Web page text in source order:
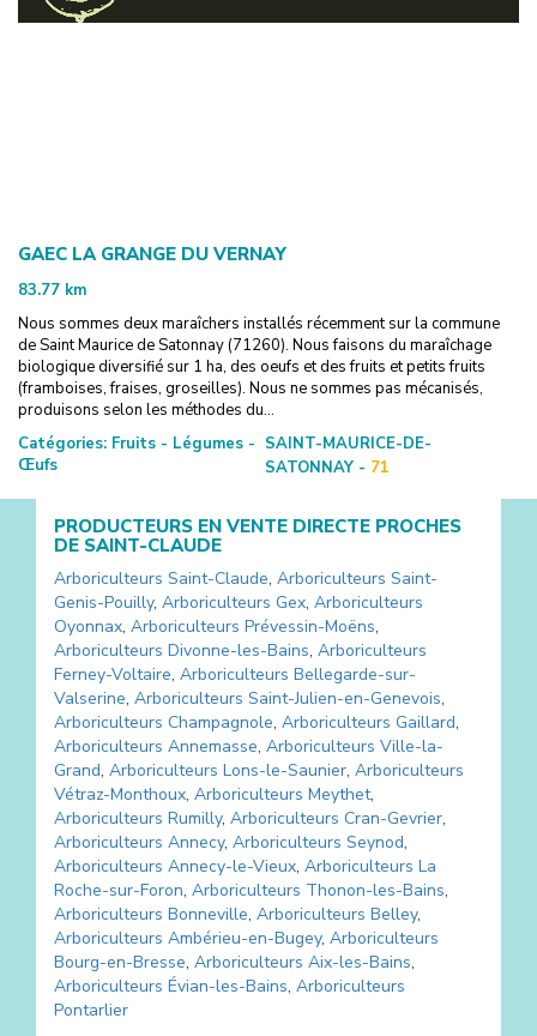
GAEC LA GRANGE DU VERNAY
83.77 km
Nous sommes deux maraîchers installés récemment sur la commune
de Saint Maurice de Satonnay (71260). Nous faisons du maraîchage
biologique diversifié sur 1 ha, des oeufs et des fruits et petits fruits
(framboises, fraises, groseilles). Nous ne sommes pas mécanisés,
produisons selon les méthodes du...
Catégories: Fruits - Légumes -
Œufs
SAINT-MAURICE-DE-
SATONNAY - 71
PRODUCTEURS EN VENTE DIRECTE PROCHES
DE SAINT-CLAUDE
Arboriculteurs Saint-Claude, Arboriculteurs Saint-
Genis-Pouilly, Arboriculteurs Gex, Arboriculteurs
Oyonnax, Arboriculteurs Prévessin-Moëns,
Arboriculteurs Divonne-les-Bains, Arboriculteurs
Ferney-Voltaire, Arboriculteurs Bellegarde-sur-
Valserine, Arboriculteurs Saint-Julien-en-Genevois,
Arboriculteurs Champagnole, Arboriculteurs Gaillard,
Arboriculteurs Annemasse, Arboriculteurs Ville-la-
Grand, Arboriculteurs Lons-le-Saunier, Arboriculteurs
Vétraz-Monthoux, Arboriculteurs Meythet,
Arboriculteurs Rumilly, Arboriculteurs Cran-Gevrier,
Arboriculteurs Annecy, Arboriculteurs Seynod,
Arboriculteurs Annecy-le-Vieux, Arboriculteurs La
Roche-sur-Foron, Arboriculteurs Thonon-les-Bains,
Arboriculteurs Bonneville, Arboriculteurs Belley,
Arboriculteurs Ambérieu-en-Bugey, Arboriculteurs
Bourg-en-Bresse, Arboriculteurs Aix-les-Bains,
Arboriculteurs Évian-les-Bains, Arboriculteurs
Pontarlier